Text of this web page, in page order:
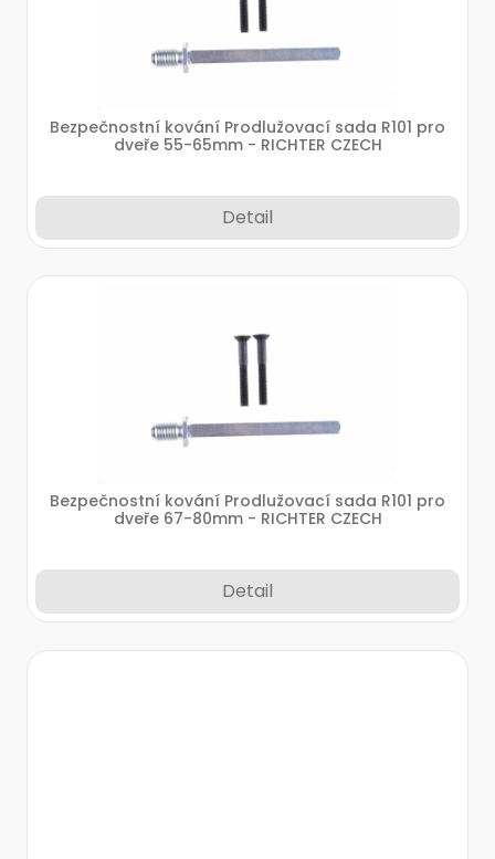
Bezpečnostní kování Prodlužovací sada R101 pro
dveře 55-65mm - RICHTER CZECH
Detail
Bezpečnostní kování Prodlužovací sada R101 pro
dveře 67-80mm - RICHTER CZECH
Detail